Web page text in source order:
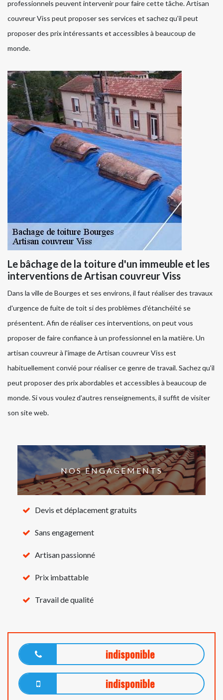
professionnels peuvent intervenir pour faire cette tâche. Artisan
couvreur Viss peut proposer ses services et sachez qu'il peut
proposer des prix intéressants et accessibles à beaucoup de
monde.
Le bâchage de la toiture d'un immeuble et les
interventions de Artisan couvreur Viss
Dans la ville de Bourges et ses environs, il faut réaliser des travaux
d'urgence de fuite de toit si des problèmes d'étanchéité se
présentent. Afin de réaliser ces interventions, on peut vous
proposer de faire confiance à un professionnel en la matière. Un
artisan couvreur à l'image de Artisan couvreur Viss est
habituellement convié pour réaliser ce genre de travail. Sachez qu'il
peut proposer des prix abordables et accessibles à beaucoup de
monde. Si vous voulez d'autres renseignements, il suffit de visiter
son site web.
NOS ENGAGEMENTS
Devis et déplacement gratuits
Sans engagement
Artisan passionné
Prix imbattable
Travail de qualité
indisponible
indisponible